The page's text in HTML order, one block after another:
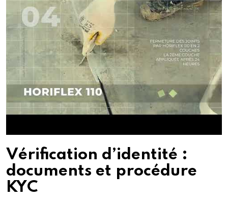
Vérification d’identité :
documents et procédure
KYC